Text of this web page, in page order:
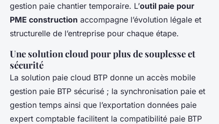
gestion paie chantier temporaire. L’outil paie pour
PME construction accompagne l’évolution légale et
structurelle de l’entreprise pour chaque étape.
Une solution cloud pour plus de souplesse et
sécurité
La solution paie cloud BTP donne un accès mobile
gestion paie BTP sécurisé ; la synchronisation paie et
gestion temps ainsi que l’exportation données paie
expert comptable facilitent la compatibilité paie BTP